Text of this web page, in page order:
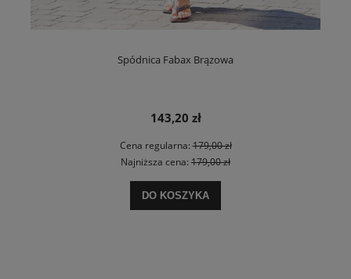
Spódnica Fabax Brązowa
143,20 zł
Cena regularna:179,00 zł
Najniższa cena: 179,00 zł
DO KOSZYKA